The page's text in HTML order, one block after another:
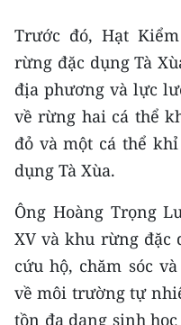
CHUYÊN ĐỀ
CÁC CHUYÊN TRANG
VỀ BÁO NHÂN DÂN
THỜI NAY
NHÂN DÂN CUỐI TUẦN
NHÂN DÂN HẰNG
MUA BÁO
Trước đó, Hạt
rừng đặc dụng Tà
địa phương và lực
về rừng hai cá thể
đỏ và một cá thể
dụng Tà Xùa.
Ông Hoàng Trọng
XV và khu rừng đặc
cứu hộ, chăm sóc
về môi trường tự
tồn đa dạng sinh